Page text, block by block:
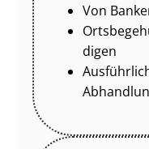
Von
di­gen